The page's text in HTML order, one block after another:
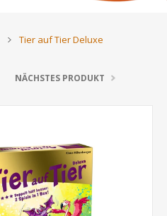
Tier auf Tier Deluxe
NÄCHSTES PRODUKT